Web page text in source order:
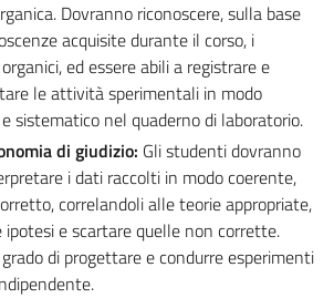
Dovranno riconoscere, sulla base
acquisite durante il corso, i
ed essere abili a registrare e
le attività sperimentali in modo
sistematico nel quaderno di laboratorio.
di giudizio: Gli studenti dovranno
i dati raccolti in modo coerente,
correlandoli alle teorie appropriate,
ipotesi e scartare quelle non corrette.
di progettare e condurre esperimenti